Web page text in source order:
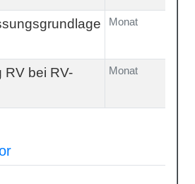
Monat
RV bei RV-
Monat